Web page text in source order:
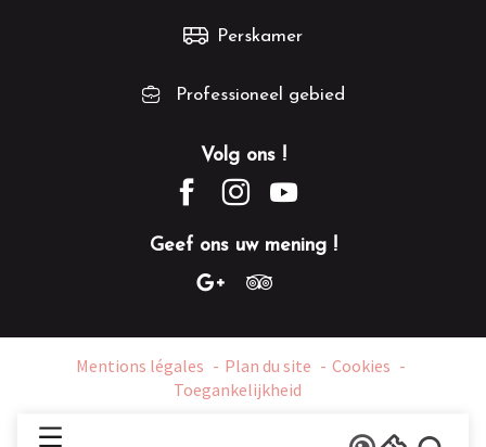
Volg ons !
Geef ons uw mening !
Perskamer
Professioneel gebied
Mentions légales Plan du site
Cookies
Toegankelijkheid